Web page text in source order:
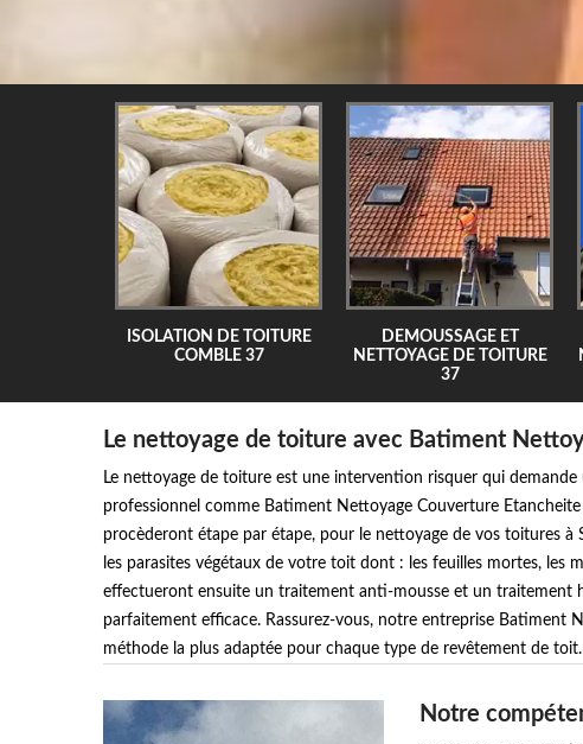
ISOLATION DE TOITURE
COMBLE 37
DEMOUSSAGE ET
NETTOYAGE DE TOITURE
37
Le nettoyage de toiture avec Batiment
Le nettoyage de toiture est une intervention risquer qui
professionnel comme Batiment Nettoyage Couverture
procèderont étape par étape, pour le nettoyage de vos toitures à
les parasites végétaux de votre toit dont : les feuilles mortes, les
effectueront ensuite un traitement anti-mousse et un traitement
parfaitement efficace. Rassurez-vous, notre entreprise Batiment
méthode la plus adaptée pour chaque type de revêtement de toit.
Notre